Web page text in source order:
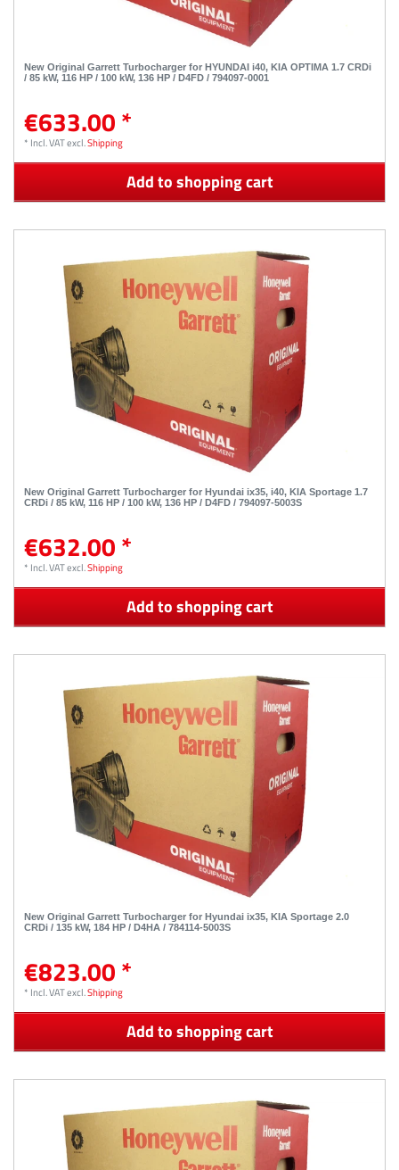
New Original Garrett Turbocharger for HYUNDAI i40, KIA OPTIMA 1.7 CRDi
/ 85 kW, 116 HP / 100 kW, 136 HP / D4FD / 794097-0001
€633.00 *
* Incl. VATexcl.Shipping
Add to shopping cart
New Original Garrett Turbocharger for Hyundai ix35, i40, KIA Sportage 1.7
CRDi / 85 kW, 116 HP / 100 kW, 136 HP / D4FD / 794097-5003S
€632.00 *
* Incl. VATexcl.Shipping
Add to shopping cart
New Original Garrett Turbocharger for Hyundai ix35, KIA Sportage 2.0
CRDi / 135 kW, 184 HP / D4HA / 784114-5003S
€823.00 *
* Incl. VATexcl.Shipping
Add to shopping cart